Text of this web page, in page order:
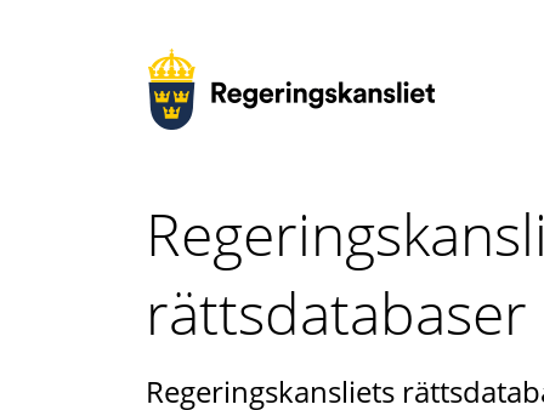
rättsdatabaser
Regeringskansliets